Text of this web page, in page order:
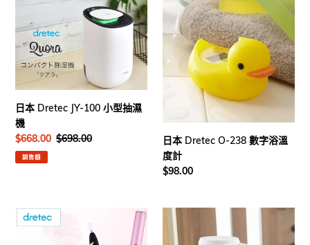
Dretec
JY-
100
型
抽
濕
機
日本 Dretec JY-100 小型抽濕
機
售
價
$668.00 定
$698.00
銷售額
本
Dretec
238
度
計
日本 Dretec O-238 數字浴溫
度計
定
$98.00
日
本
日